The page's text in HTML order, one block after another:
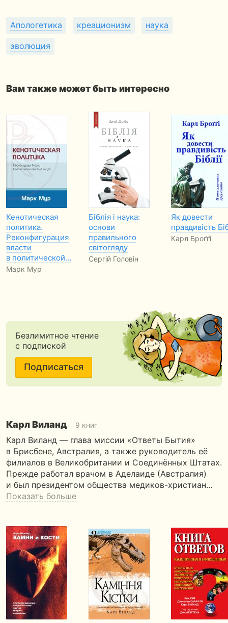
Апологетика креационизм наука
эволюция
Вам также может быть интересно
Кенотическая
политика.
Реконфигурация
власти
в политической…
Марк Мур
Біблія і наука:
основи
правильного
світогляду
Сергій Головін
Як довести
правдивість
Карл Броґґі
Безлимитное чтение
с подпиской
Подписаться
Карл Виланд 9 книг
Карл Виланд — глава миссии «Ответы Бытия»
в Брисбене, Австралия, а также руководитель её
филиалов в Великобритании и Соединённых Штатах.
Прежде работал врачом в Аделаиде (Австралия)
и был президентом общества медиков-христиан…
Показать больше